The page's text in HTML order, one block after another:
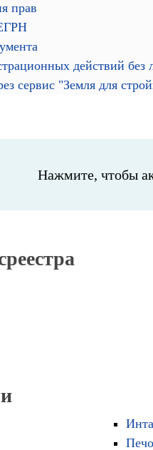
прав
действий
сервис "Земля для
Нажмите, чтобы
Инта